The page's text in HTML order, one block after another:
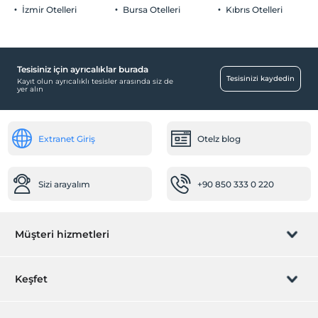
Hastaneye kolay ulaşım (15 dakika)
Diğer
Şehir merkezi
Lobby Bar
Ortak Alanlar
İzmir Otelleri Bursa Otelleri Kıbrıs Otelleri
Tesisiniz için ayrıcalıklar burada
Kayıt olun ayrıcalıklı tesisler arasında siz de
yer alın
Tesisinizi kaydedin
Extranet Giriş Otelz blog
Sizi arayalım +90 850 333 0 220
Müşteri hizmetleri
Rezervasyon yönet
Keşfet